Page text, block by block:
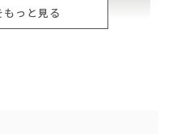
っと見る